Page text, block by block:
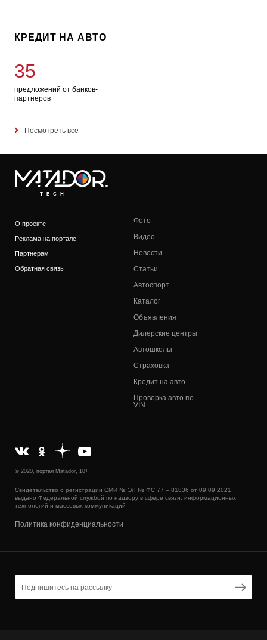
КРЕДИТ НА АВТО
35
предложений от банков-
партнеров
Посмотреть все
TECH
О проекте
Реклама на портале
Партнерам
Обратная связь
Фото
Видео
Новости
Статьи
Автоспорт
Каталог
Объявления
Дилерские центры
Автошколы
Страховка
Кредит на авто
Проверка авто по
VIN
© 2020, портал Matador, 18+
Свидетельство о регистрации СМИ № ЭЛ № ФС 77 – 81836 от 09.09.2021
выдано Федеральной службой по надзору в сфере связи, информационных
технологий и массовых коммуникаций
Политика конфиденциальности